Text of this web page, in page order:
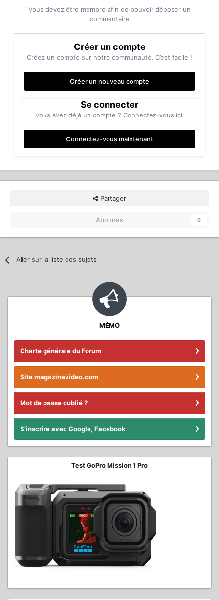
Vous devez être membre afin de pouvoir déposer un
commentaire
Créer un compte
Créez un compte sur notre communauté. C’est facile !
Créer un nouveau compte
Se connecter
Vous avez déjà un compte ? Connectez-vous ici.
Connectez-vous maintenant
Partager
Abonnés 0
Aller sur la liste des sujets
MÉMO
Charte générale du Forum
Site magazinevideo.com
Mot de passe oublié ?
S'inscrire avec Google, Facebook
Test GoPro Mission 1 Pro